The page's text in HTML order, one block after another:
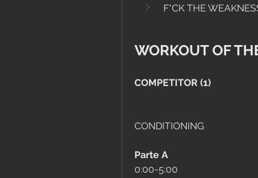
F*CK THE
WORKOUT OF
COMPETITOR (1)
CONDITIONING
Parte A
0:00-5:00